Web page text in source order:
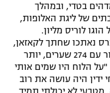
בטדי, ובמהלך
של ליגת האלופות,
לוריס מליון.
נאתכו שחתך לקאזאן,
אף אחד לא האמין שהוא יסיים את העשור עם 274 שערים, יותר
הלוח היו שמים אותי
ידין היה עושה את רוב